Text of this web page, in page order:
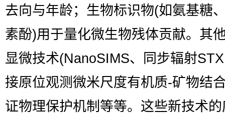
去向与年龄；生物标识物(如氨基糖
素酚)用于量化微生物残体贡献。其
显微技术(NanoSIMS、同步辐射
接原位观测微米尺度有机质-矿物结
证物理保护机制等等。这些新技术